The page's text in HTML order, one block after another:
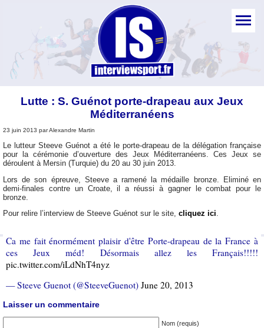
Lutte : S. Guénot porte-drapeau aux Jeux
Méditerranéens
23 juin 2013 par Alexandre Martin
Le lutteur Steeve Guénot a été le porte-drapeau de la délégation française
pour la cérémonie d’ouverture des Jeux Méditerranéens. Ces Jeux se
déroulent à Mersin (Turquie) du 20 au 30 juin 2013.
Lors de son épreuve, Steeve a ramené la médaille bronze. Eliminé en
demi-finales contre un Croate, il a réussi à gagner le combat pour le
bronze.
Pour relire l’interview de Steeve Guénot sur le site, cliquez ici.
Ca me fait énormément plaisir d'être Porte-drapeau de la France à
ces Jeux méd! Désormais allez les Français!!!!!
pic.twitter.com/iLdNhT4nyz
— Steeve Guenot (@SteeveGuenot) June 20, 2013
Laisser un commentaire
Nom (requis)